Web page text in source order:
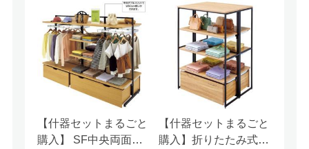
【什器セットまるごと
購入】 SF中央両面タ
【什器セットまるごと
購入】折りたたみ式ス